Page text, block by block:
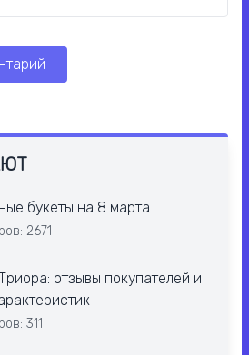
букеты на 8 марта
2671
отзывы покупателей и
311